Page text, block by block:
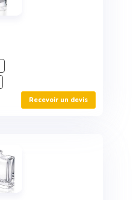
Recevoir un devis